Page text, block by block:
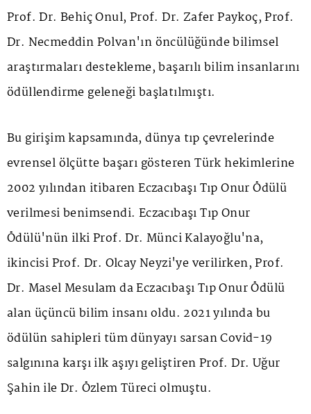
Prof. Dr. Behiç Onul, Prof. Dr. Zafer Paykoç, Prof.
Dr. Necmeddin Polvan'ın öncülüğünde bilimsel
araştırmaları destekleme, başarılı bilim insanlarını
ödüllendirme geleneği başlatılmıştı.
Bu girişim kapsamında, dünya tıp çevrelerinde
evrensel ölçütte başarı gösteren Türk hekimlerine
2002 yılından itibaren Eczacıbaşı Tıp Onur Ödülü
verilmesi benimsendi. Eczacıbaşı Tıp Onur
Ödülü'nün ilki Prof. Dr. Münci Kalayoğlu'na,
ikincisi Prof. Dr. Olcay Neyzi'ye verilirken, Prof.
Dr. Masel Mesulam da Eczacıbaşı Tıp Onur Ödülü
alan üçüncü bilim insanı oldu. 2021 yılında bu
ödülün sahipleri tüm dünyayı sarsan Covid-19
salgınına karşı ilk aşıyı geliştiren Prof. Dr. Uğur
Şahin ile Dr. Özlem Türeci olmuştu.